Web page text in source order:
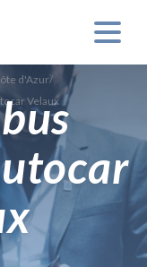
d'Azur/
Velaux